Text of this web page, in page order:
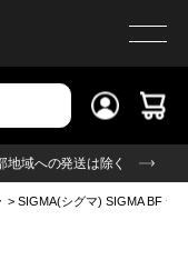
地域への発送は除く
>SIGMA(シグマ) SIGMA BF デ